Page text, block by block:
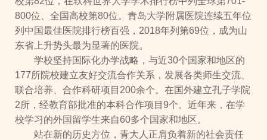
800位、全国高校第80位。青岛大学附属医院连续五年位
列中国最佳医院排行榜百强，2018年列第69位，成为山
东省上升势头最为显著的医院。
学校坚持国际化办学战略，与近30个国家和地区的
177所院校建立友好交流合作关系，发展各类师生交流、
联合培养、合作科研项目200余个。在国外建立孔子学院
2所，经教育部批准的本科合作项目9个。近年来，在学
校学习的外国留学生来自60多个国家和地区。
站在新的历史方位，青大人正肩负着新的社会责任